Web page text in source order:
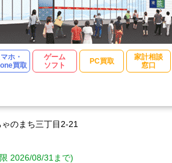
ホ・
買取
ゲーム
ソフト
PC買取
家計相談
窓口
のまち三丁目2-21
2026/08/31まで)